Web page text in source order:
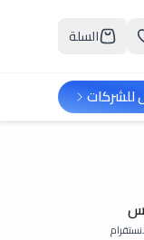
السلة
للشركات